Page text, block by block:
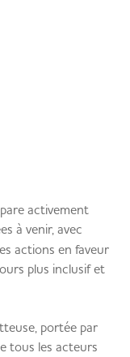
activement
à venir, avec
actions en faveur
plus inclusif et
portée par
tous les acteurs